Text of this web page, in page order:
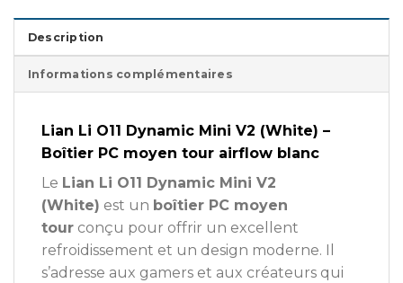
Description
Informations complémentaires
Lian Li O11 Dynamic Mini V2 (White) –
Boîtier PC moyen tour airflow blanc
Le Lian Li O11 Dynamic Mini V2
(White) est un boîtier PC moyen
tour conçu pour offrir un excellent
refroidissement et un design moderne. Il
s’adresse aux gamers et aux créateurs qui